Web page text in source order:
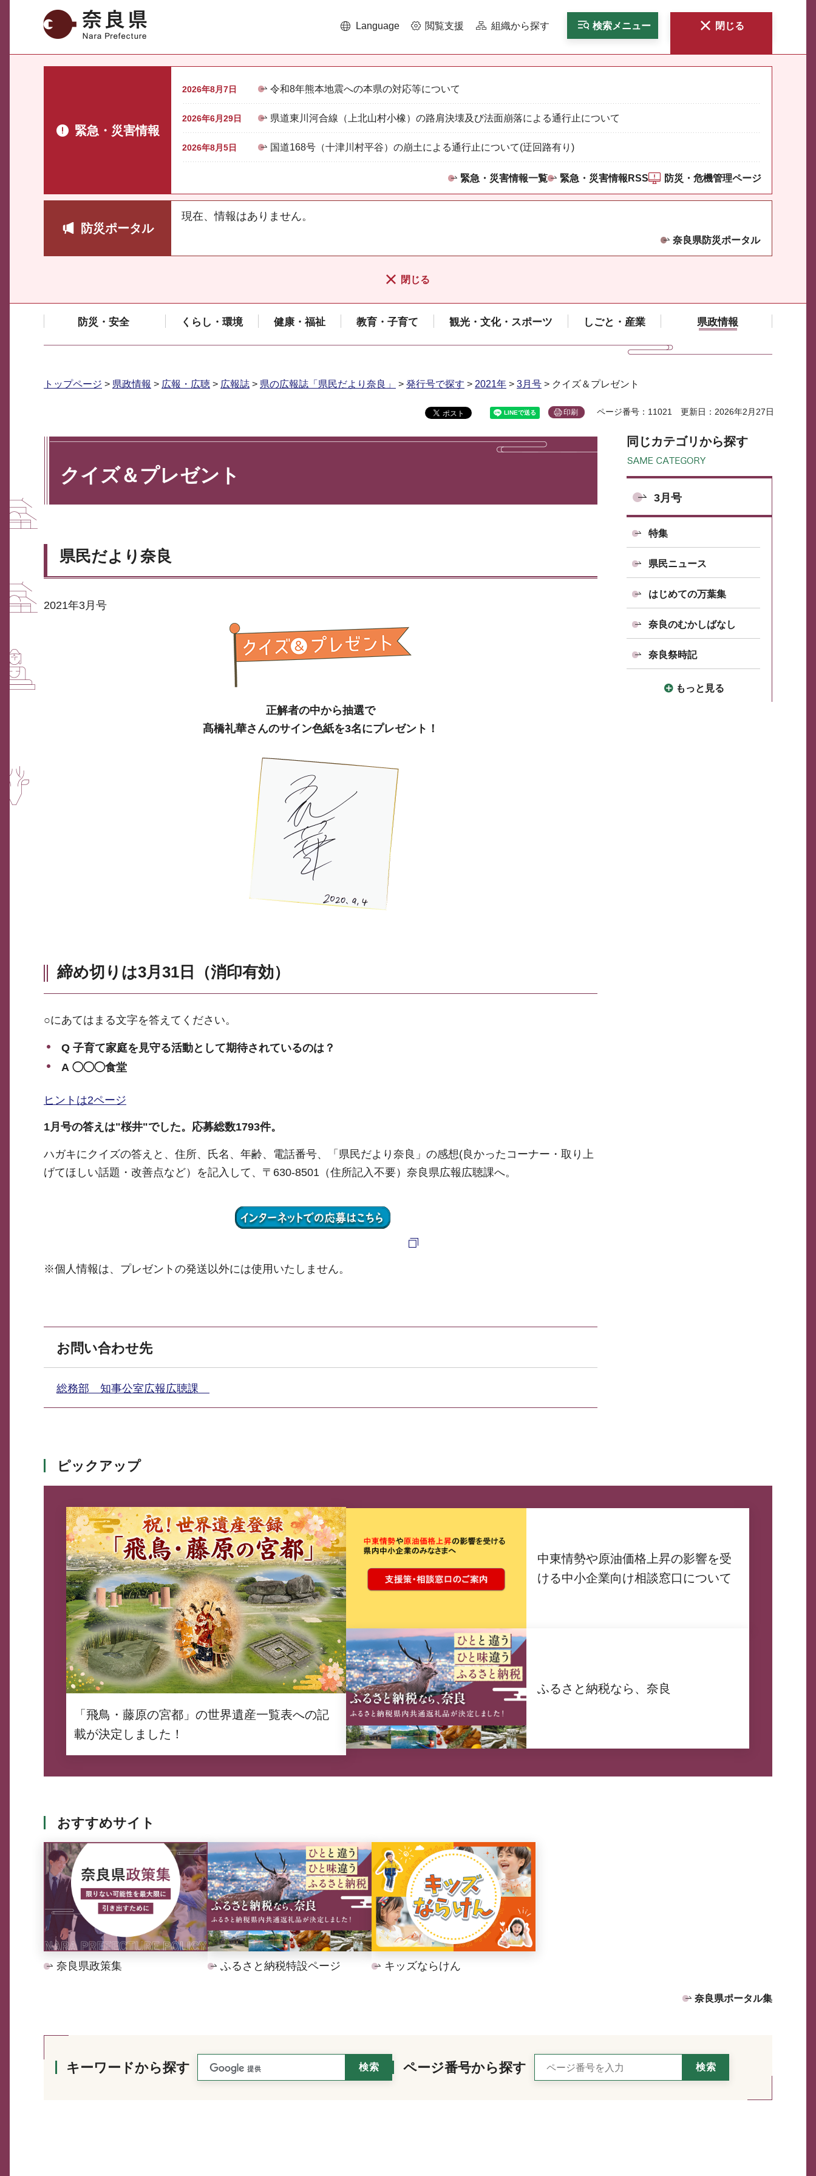
奈良県 Language 閲覧支援 組織から探す 検索メニュー 閉じる
緊急・災害情報
2026年8月7日 令和8年熊本地震への本県の対応等について
2026年6月29日 県道東川河合線（上北山村小橡）の路肩決壊及び法面崩落による通行止について
2026年8月5日 国道168号（十津川村平谷）の崩土による通行止について(迂回路有り)
緊急・災害情報一覧 緊急・災害情報RSS 防災・危機管理ページ
防災ポータル
現在、情報はありません。
奈良県防災ポータル
閉じる
防災・安全 くらし・環境 健康・福祉 教育・子育て 観光・文化・スポーツ しごと・産業 県政情報
トップページ > 県政情報 > 広報・広聴 > 広報誌 > 県の広報誌「県民だより奈良」 > 発行号で探す > 2021年 > 3月号 > クイズ＆プレゼント
印刷 ページ番号：11021 更新日：2026年2月27日
クイズ＆プレゼント
県民だより奈良
2021年3月号
正解者の中から抽選で
髙橋礼華さんのサイン色紙を3名にプレゼント！
締め切りは3月31日（消印有効）
○にあてはまる文字を答えてください。
Q 子育て家庭を見守る活動として期待されているのは？
A ◯◯◯食堂
ヒントは2ページ
1月号の答えは"桜井"でした。応募総数1793件。
ハガキにクイズの答えと、住所、氏名、年齢、電話番号、「県民だより奈良」の感想(良かったコーナー・取り上
げてほしい話題・改善点など）を記入して、〒630-8501（住所記入不要）奈良県広報広聴課へ。
※個人情報は、プレゼントの発送以外には使用いたしません。
お問い合わせ先
総務部 知事公室広報広聴課
同じカテゴリから探す
3月号
特集
県民ニュース
はじめての万葉集
奈良のむかしばなし
奈良祭時記
もっと見る
ピックアップ
「飛鳥・藤原の宮都」の世界遺産一覧表への記
載が決定しました！
中東情勢や原油価格上昇の影響を受
ける中小企業向け相談窓口について
ふるさと納税なら、奈良
おすすめサイト
奈良県政策集 ふるさと納税特設ページ キッズならけん
奈良県ポータル集
キーワードから探す ページ番号から探す